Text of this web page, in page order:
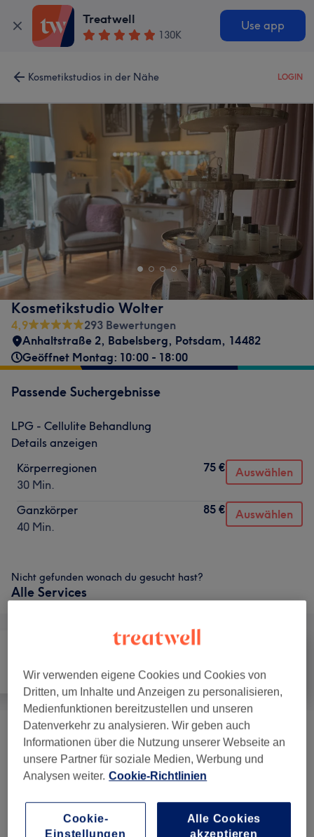
Treatwell
130K
Use app
Kosmetikstudios in der Nähe LOGIN
Kosmetikstudio Wolter
4,9
293 Bewertungen
Anhaltstraße 2, Babelsberg, Potsdam, 14482
Geöffnet Montag: 10:00 - 18:00
Passende Suchergebnisse
LPG - Cellulite Behandlung
Details anzeigen
Körperregionen
30 Min.
75 € Auswählen
Ganzkörper
40 Min.
85 € Auswählen
Nicht gefunden wonach du gesucht hast?
Alle Services
Alle Gesicht Körper
Körperbehandlungen (2 ) ab 35 €
Wir verwenden eigene Cookies und Cookies von
Dritten, um Inhalte und Anzeigen zu personalisieren,
Medienfunktionen bereitzustellen und unseren
Datenverkehr zu analysieren. Wir geben auch
Informationen über die Nutzung unserer Webseite an
unsere Partner für soziale Medien, Werbung und
Analysen weiter. Cookie-Richtlinien
Cookie-
Einstellungen
Alle Cookies
akzeptieren